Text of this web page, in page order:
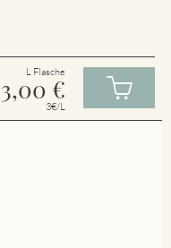
L Flasche
3,00 €
3€/L